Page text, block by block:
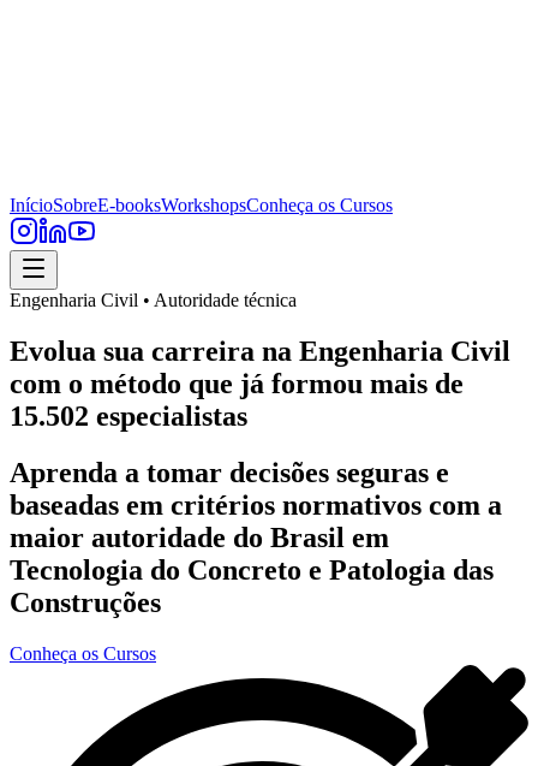
InícioSobreE-booksWorkshopsConheça os Cursos
Engenharia Civil • Autoridade técnica
Evolua sua carreira na Engenharia Civil
com o método que já formou mais de
15.502 especialistas
Aprenda a tomar decisões seguras e
baseadas em critérios normativos com a
maior autoridade do Brasil em
Tecnologia do Concreto e Patologia das
Construções
Conheça os Cursos